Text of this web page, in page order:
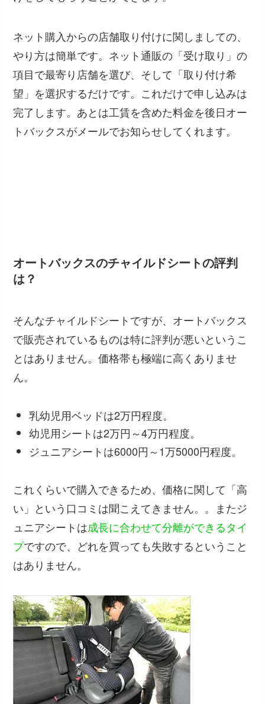
ネット購入からの店舗取り付けに関しましての、
やり方は簡単です。ネット通販の「受け取り」の
項目で最寄り店舗を選び、そして「取り付け希
望」を選択するだけです。これだけで申し込みは
完了します。あとは工賃を含めた料金を後日オー
トバックスがメールでお知らせしてくれます。
オートバックスのチャイルドシートの評判
は？
そんなチャイルドシートですが、オートバックス
で販売されているものは特に評判が悪いというこ
とはありません。価格帯も極端に高くありませ
ん。
乳幼児用ベッドは2万円程度。
幼児用シートは2万円～4万円程度。
ジュニアシートは6000円～1万5000円程度。
これくらいで購入できるため、価格に関して「高
い」という口コミは聞こえてきません。。またジ
ュニアシートは成長に合わせて分離ができるタイ
プですので、どれを買っても失敗するということ
はありません。